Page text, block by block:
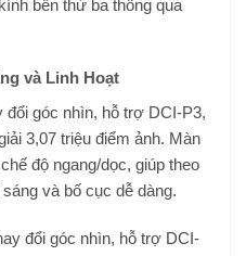
và Linh Hoạt
đổi góc nhìn, hỗ trợ DCI-P3,
3,07 triệu điểm ảnh. Màn
độ ngang/dọc, giúp theo
và bố cục dễ dàng.